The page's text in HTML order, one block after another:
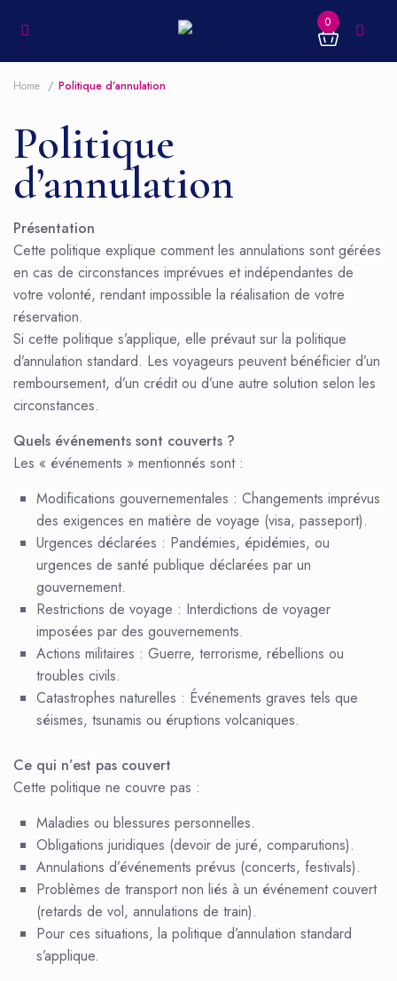
0
Home Politique d’annulation
Politique
d’annulation
Présentation
Cette politique explique comment les annulations sont gérées
en cas de circonstances imprévues et indépendantes de
votre volonté, rendant impossible la réalisation de votre
réservation.
Si cette politique s’applique, elle prévaut sur la politique
d’annulation standard. Les voyageurs peuvent bénéficier d’un
remboursement, d’un crédit ou d’une autre solution selon les
circonstances.
Quels événements sont couverts ?
Les « événements » mentionnés sont :
Modifications gouvernementales : Changements imprévus
des exigences en matière de voyage (visa, passeport).
Urgences déclarées : Pandémies, épidémies, ou
urgences de santé publique déclarées par un
gouvernement.
Restrictions de voyage : Interdictions de voyager
imposées par des gouvernements.
Actions militaires : Guerre, terrorisme, rébellions ou
troubles civils.
Catastrophes naturelles : Événements graves tels que
séismes, tsunamis ou éruptions volcaniques.
Ce qui n’est pas couvert
Cette politique ne couvre pas :
Maladies ou blessures personnelles.
Obligations juridiques (devoir de juré, comparutions).
Annulations d’événements prévus (concerts, festivals).
Problèmes de transport non liés à un événement couvert
(retards de vol, annulations de train).
Pour ces situations, la politique d’annulation standard
s’applique.